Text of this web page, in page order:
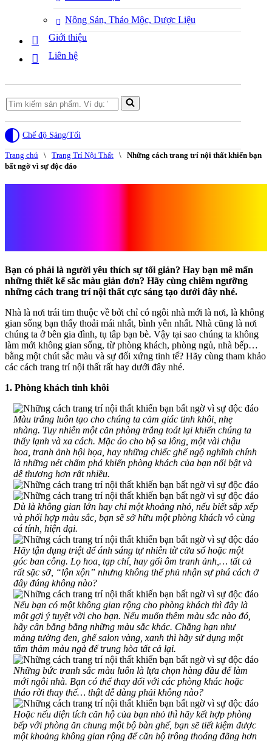
Nông Sản, Thảo Mộc, Dược Liệu
Giới thiệu
Liên hệ
Search
for...
Chế độ Sáng/Tối
Trang chủ \ Trang Trí Nội Thất \ Những cách trang trí nội thất khiến bạn
bất ngờ vì sự độc đáo
Bạn có phải là người yêu thích sự tối giản? Hay bạn mê mẩn
những thiết kế sắc màu giản đơn? Hãy cùng chiêm ngưỡng
những cách trang trí nội thất cực sáng tạo dưới đây nhé.
Nhà là nơi trái tim thuộc về bởi chỉ có ngôi nhà mới là nơi, là không
gian sống bạn thấy thoải mái nhất, bình yên nhất. Nhà cũng là nơi
chúng ta ở bên gia đình, tụ tâp bạn bè. Vậy tại sao chúng ta không
làm mới không gian sống, từ phòng khách, phòng ngủ, nhà bếp…
bằng một chút sắc màu và sự đối xứng tinh tế? Hãy cùng tham khảo
các cách trang trí nội thất rất hay dưới đây nhé.
1. Phòng khách tinh khôi
Màu trắng luôn tạo cho chúng ta cảm giác tinh khôi, nhẹ
nhàng. Tuy nhiên một căn phòng trắng toát lại khiến chúng ta
thấy lạnh và xa cách. Mặc áo cho bộ sa lông, một vài chậu
hoa, tranh ảnh hội họa, hay những chiếc ghế ngộ nghĩnh chính
là những nét chấm phá khiến phòng khách của bạn nổi bật và
dễ thương hơn rất nhiều.
Dù là không gian lớn hay chỉ một khoảng nhỏ, nếu biết sắp xếp
và phối hợp màu sắc, bạn sẽ sở hữu một phòng khách vô cùng
cá tính, hiện đại.
Hãy tận dụng triệt để ánh sáng tự nhiên từ cửa sổ hoặc một
góc ban công. Lọ hoa, tạp chí, hay gối ôm tranh ảnh,… tất cả
rất sặc sỡ, “lộn xộn” nhưng không thể phủ nhận sự phá cách ở
đây đúng không nào?
Nếu bạn có một không gian rộng cho phòng khách thì đây là
một gợi ý tuyệt vời cho bạn. Nếu muốn thêm màu sắc nào đó,
hãy cân bằng bằng những màu sắc khác. Chẳng hạn như
mảng tường đen, ghế salon vàng, xanh thì hãy sử dụng một
tấm thảm màu ngà để trung hòa tất cả lại.
Những bức tranh sắc màu luôn là lựa chọn hàng đầu để làm
mới ngôi nhà. Bạn có thể thay đổi với các phòng khác hoặc
tháo rời thay thế… thật dễ dàng phải không nào?
Hoặc nếu diện tích căn hộ của bạn nhỏ thì hãy kết hợp phòng
bếp với phòng ăn chung một bộ bàn ghế, bạn sẽ tiết kiệm được
một khoảng không gian rộng để căn hộ trông thoáng đãng hơn